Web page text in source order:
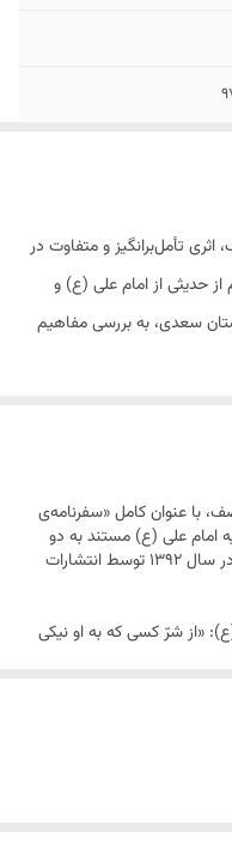
تأمل‌برانگیز و متفاوت در
از حدیثی از امام علی (ع) و
سعدی، به بررسی مفاهیم
و عرفانی را به شیوه‌ای نوین
با عنوان کامل «سفرنامه‌ی
امام علی (ع) مستند به دو
داستان از مثنوی معنوی و گلستان سعدی»، در سال ۱۳۹۲ توسط انتشارات
«از شرّ کسی که به او نیکی
با نیکی، ناسپاسی، و واکنش‌های